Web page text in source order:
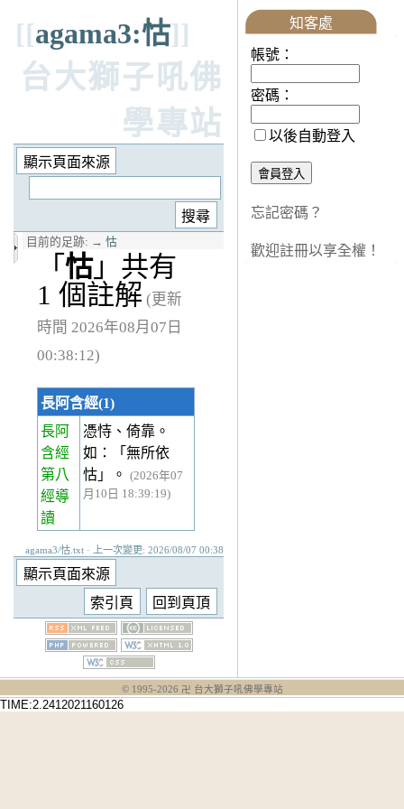
[[agama3:怙]]
台大獅子吼佛
學專站
目前的足跡: → 怙
「 怙」共有
1 個註解 (更新
時間 2026年08月07日
00:38:12)
長阿含經(1)
長阿
含經
第八
經導
讀
憑恃、倚靠。
如：「無所依
怙」。
(2026年07
月10日 18:39:19)
agama3/怙.txt · 上一次變更: 2026/08/07 00:38
知客處
帳號：
密碼：
以後自動登入
忘記密碼？
歡迎註冊以享全權！
© 1995-2026 卍 台大獅子吼佛學專站
TIME:2.2412021160126